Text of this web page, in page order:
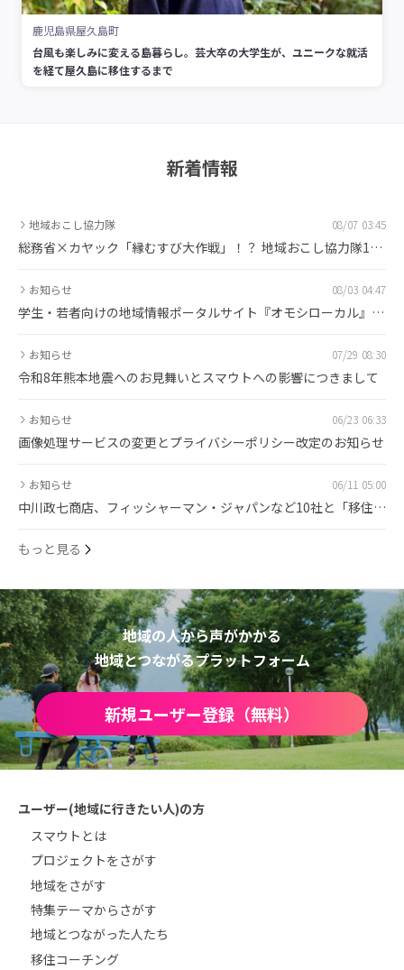
鹿児島県屋久島町
台風も楽しみに変える島暮らし。芸大卒の大学生が、ユニークな就活
を経て屋久島に移住するまで
新着情報
地域おこし協力隊
総務省×カヤック「縁むすび大作戦」！？ 地域おこし協力隊1万
08/07 03:45
お知らせ
学生・若者向けの地域情報ポータルサイト『オモシローカル』を
08/03 04:47
お知らせ
令和8年熊本地震へのお見舞いとスマウトへの影響につきまして
07/29 08:30
お知らせ
画像処理サービスの変更とプライバシーポリシー改定のお知らせ
06/23 06:33
お知らせ
中川政七商店、フィッシャーマン・ジャパンなど10社と「移住採
06/11 05:00
もっと見る
地域の人から声がかかる
地域とつながるプラットフォーム
新規ユーザー登録（無料）
ユーザー(地域に行きたい人)の方
スマウトとは
プロジェクトをさがす
地域をさがす
特集テーマからさがす
地域とつながった人たち
移住コーチング